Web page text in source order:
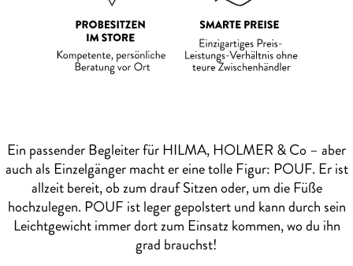
Ein passender Begleiter für HILMA, HOLMER & Co – aber
auch als Einzelgänger macht er eine tolle Figur: POUF. Er ist
allzeit bereit, ob zum drauf Sitzen oder, um die Füße
hochzulegen. POUF ist leger gepolstert und kann durch sein
Leichtgewicht immer dort zum Einsatz kommen, wo du ihn
grad brauchst!